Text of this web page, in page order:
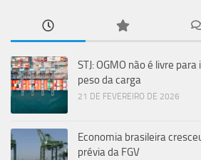
STJ: OGMO não é livre
peso da carga
21 DE FEVEREIRO DE 2026
Economia brasileira
prévia da FGV